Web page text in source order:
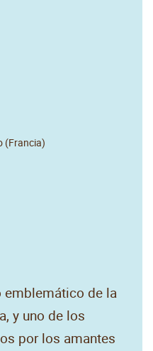
(Francia)
emblemático de la
y uno de los
por los amantes